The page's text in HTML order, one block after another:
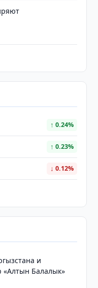
↑ 0.24%
↑ 0.23%
↓ 0.12%
и
«Алтын Балалык»